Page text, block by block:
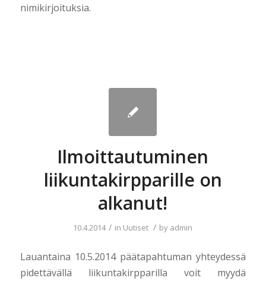
nimikirjoituksia.
Ilmoittautuminen
liikuntakirpparille on
alkanut!
10.4.2014 / in Uutiset / by admin
Lauantaina 10.5.2014 päätapahtuman yhteydessä
pidettävällä liikuntakirpparilla voit myydä